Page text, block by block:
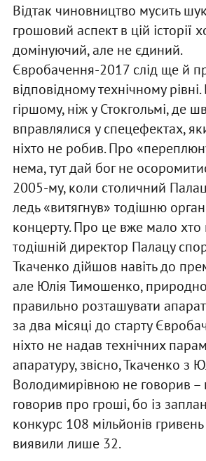
Відтак чиновництво мусить
грошовий аспект в цій історії
домінуючий, але не єдиний.
Євробачення-2017 слід ще й
відповідному технічному
гіршому, ніж у Стокгольмі, де
вправлялися у спецефектах,
ніхто не робив. Про
нема, тут дай бог не
2005-му, коли столичний
ледь «витягнув» тодішню
концерту. Про це вже мало хто
тодішній директор Палацу
Ткаченко дійшов навіть до
але Юлія Тимошенко,
правильно розташувати
за два місяці до старту
ніхто не надав технічних
апаратуру, звісно, Ткаченко з
Володимирівною не говорив –
говорив про гроші, бо із
конкурс 108 мільйонів
виявили лише 32.